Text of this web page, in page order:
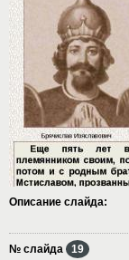
Описание слайда:
№ слайда 19